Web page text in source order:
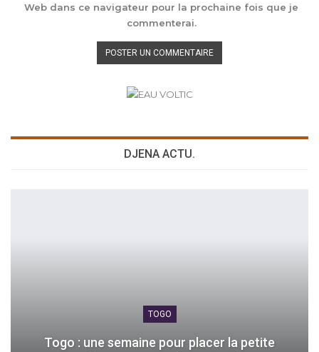
Web dans ce navigateur pour la prochaine fois que je
commenterai.
DJENA ACTU.
TOGO
Togo : une semaine pour placer la petite